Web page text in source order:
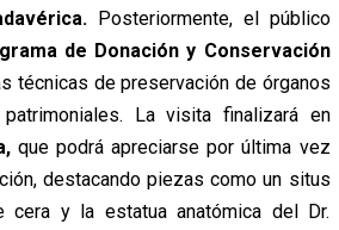
Posteriormente, el público
de Donación y Conservación
técnicas de preservación de órganos
La visita finalizará en
que podrá apreciarse por última vez
destacando piezas como un situs
cera y la estatua anatómica del Dr.